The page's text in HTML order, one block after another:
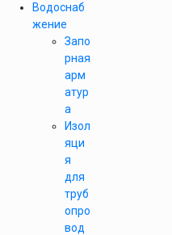
Водоснаб
жение
Запо
рная
арм
атур
а
Изол
яци
я
для
труб
опро
вод